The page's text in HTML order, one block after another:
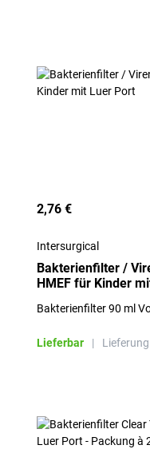
2,76 €
Intersurgical
Bakterienfilter /
HMEF für Kinder
Bakterienfilter 90 ml
Lieferbar |